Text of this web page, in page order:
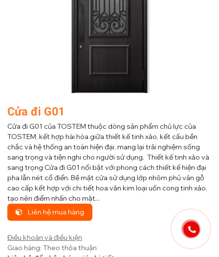
Cửa đi G01
Cửa đi G01 của TOSTEM thuộc dòng sản phẩm chủ lực của
TOSTEM, kết hợp hài hòa giữa thiết kế tinh xảo, kết cấu bền
chắc và hệ thống an toàn hiện đại, mang lại trải nghiệm sống
sang trọng và tiện nghi cho người sử dụng. Thiết kế tinh xảo và
sang trọng Cửa đi G01 nổi bật với phong cách thiết kế hiện đại
pha lẫn nét cổ điển. Bề mặt cửa sử dụng lớp nhôm phủ vân gỗ
cao cấp kết hợp với chi tiết hoa văn kim loại uốn cong tinh xảo,
tạo nên điểm nhấn cho mặt...
Liên hệ mua hàng
Điều khoản và điều kiện
Giao hàng: Theo thỏa thuận